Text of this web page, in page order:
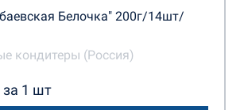
Белочка" 200г/14шт/
кондитеры (Россия)
1 шт